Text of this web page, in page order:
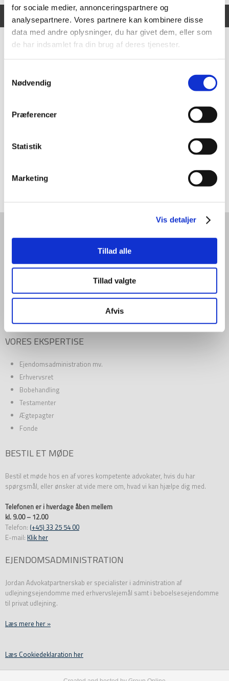
for sociale medier, annonceringspartnere og
analysepartnere. Vores partnere kan kombinere disse
data med andre oplysninger, du har givet dem, eller som
de har indsamlet fra din brug af deres tjenester.
Nødvendig
Præferencer
Statistik
Marketing
Vis detaljer
Tillad alle
Tillad valgte
Afvis
Vi er en del af følgende samarbejde:
Jordan Advokatpartnerselskab
VORES EKSPERTISE
Ejendomsadministration mv.
Erhvervsret
Bobehandling
Testamenter
Ægtepagter
Fonde
BESTIL ET MØDE
Bestil et møde hos en af vores kompetente advokater, hvis du har
spørgsmål, eller ønsker at vide mere om, hvad vi kan hjælpe dig med.
Telefonen er i hverdage åben mellem
kl. 9.00 – 12.00
Telefon: (+45) 33 25 54 00
E-mail: Klik her
EJENDOMSADMINISTRATION
Jordan Advokatpartnerskab er specialister i administration af
udlejningsejendomme med erhvervslejemål samt i beboelsesejendomme
til privat udlejning.
Læs mere her »
​Læs Cookiedeklaration her